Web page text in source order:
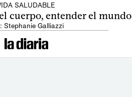
SALUDABLE
cuerpo, entender el mundo
Stephanie Galliazzi